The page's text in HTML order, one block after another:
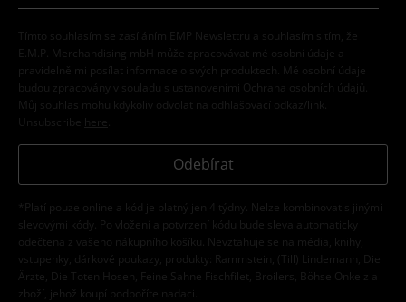
Tímto souhlasím se zasíláním EMP Newslettru a souhlasím s tím, že
E.M.P. Merchandising mbH může zpracovávat mé osobní údaje a
pravidelně mi posílat informace o svých produktech. Mé osobní údaje
budou zpracovány v souladu s ustanoveními
Ochrana osobních údajů
Můj souhlas mohu kdykoliv odvolat na odhlašovací odkaz/link.
Unsubscribe here
Odebírat
*Platí pouze online a kód je platný jen 4 týdny. Nelze kombinovat s jinými
slevovými kódy. Po vložení a potvrzení kódu bude sleva automaticky
odečtena z vašeho nákupního košíku. Nevztahuje se na média, knihy,
vstupenky, dárkové poukazy, produkty: Rammstein, (Till) Lindemann, Die
Ärzte, Die Toten Hosen, Feine Sahne Fischfilet, Broilers, Böhse Onkelz a
zboží, jehož koupí podpoříte nadaci.